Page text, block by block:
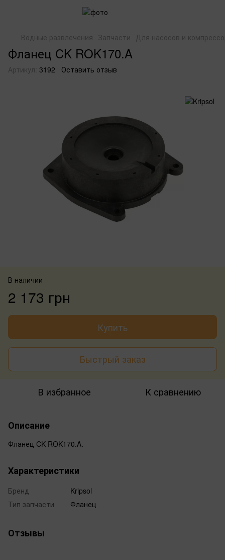
Водные развлечения Запчасти Для насосов и
Фланец CK ROK170.A
Артикул: 3192 Оставить отзыв
В наличии
2 173 грн
Купить
Быстрый заказ
В избранное К сравнению
Описание
Фланец CK ROK170.A.
Характеристики
Бренд
Kripsol
Тип запчасти
Фланец
Отзывы